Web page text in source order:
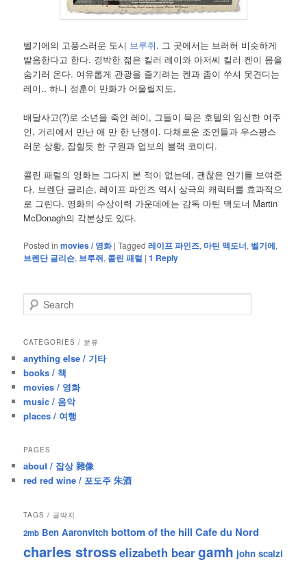
벨기에의 고풍스러운 도시 브루쥐. 그 곳에서는 브러허 비슷하게
발음한다고 한다. 경박한 젊은 킬러 레이와 아저씨 킬러 켄이 몸을
숨기러 온다. 여유롭게 관광을 즐기려는 켄과 좀이 쑤셔 못견디는
레이.. 하니 정훈이 만화가 어울릴지도.
배달사고(?)로 소년을 죽인 레이, 그들이 묵은 호텔의 임신한 여주
인, 거리에서 만난 애 만 한 난쟁이. 다채로운 조연들과 우스꽝스
러운 상황, 잡힐듯 한 구원과 업보의 블랙 코미디.
콜린 패럴의 영화는 그다지 본 적이 없는데, 괜찮은 연기를 보여준
다. 브렌단 글리슨, 레이프 파인즈 역시 상극의 캐릭터를 효과적으
로 그린다. 영화의 수상이력 가운데에는 감독 마틴 맥도너 Martin
McDonagh의 각본상도 있다.
Posted in movies / 영화 |Tagged 레이프 파인즈, 마틴 맥도너, 벨기에,
브렌단 글리슨, 브루쥐, 콜린 패럴 |1 Reply
e
r
h
CATEGORIES / 분류
anything else / 기타
books / 책
movies / 영화
music / 음악
places / 여행
PAGES
about / 잡상 雜像
red red wine / 포도주 朱酒
TAGS / 글딱지
2mb Ben Aaronvitch bottom of the hill Cafe du Nord
charles strosselizabeth beargamh john scalzi